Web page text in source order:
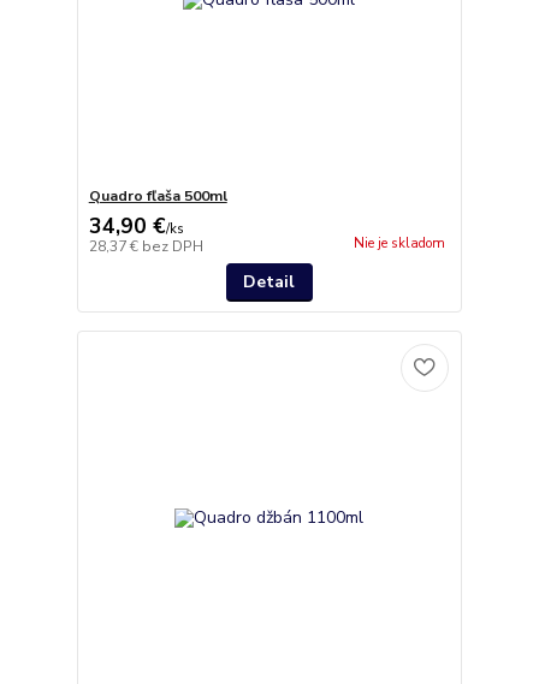
Quadro fľaša 500ml
34,90 €/ks
28,37 € bez DPH Nie je skladom
Detail